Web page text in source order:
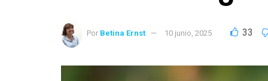
Por Betina Ernst 10 junio, 2025 33